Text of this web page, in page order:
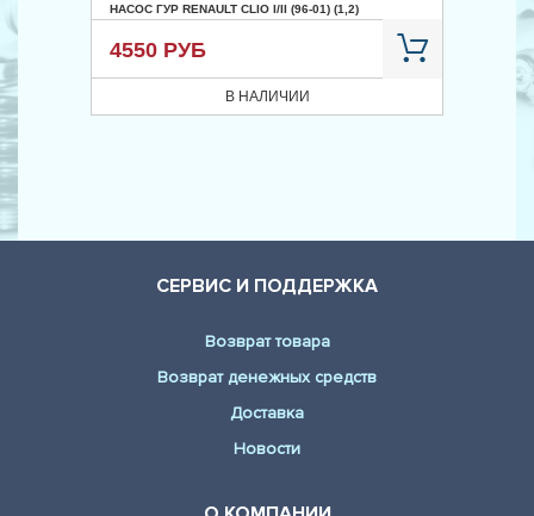
НАСОС ГУР RENAULT CLIO I/II (96-01) (1,2)
4550 РУБ
В НАЛИЧИИ
СЕРВИС И ПОДДЕРЖКА
Возврат товара
Возврат денежных средств
Доставка
Новости